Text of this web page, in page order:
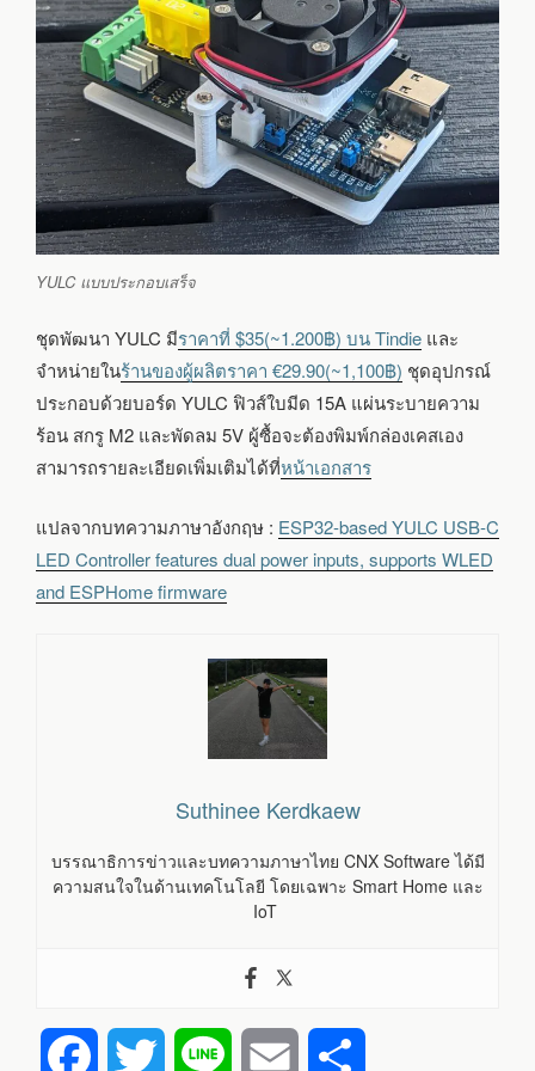
YULC แบบประกอบเสร็จ
ชุดพัฒนา YULC มีราคาที่ $35(~1.200฿) บน Tindie และ
จำหน่ายในร้านของผู้ผลิตราคา €29.90(~1,100฿) ชุดอุปกรณ์
ประกอบด้วยบอร์ด YULC ฟิวส์ใบมีด 15A แผ่นระบายความ
ร้อน สกรู M2 และพัดลม 5V ผู้ซื้อจะต้องพิมพ์กล่องเคสเอง
สามารถรายละเอียดเพิ่มเติมได้ที่หน้าเอกสาร
แปลจากบทความภาษาอังกฤษ : ESP32-based YULC USB-C
LED Controller features dual power inputs, supports WLED
and ESPHome firmware
Suthinee Kerdkaew
บรรณาธิการข่าวและบทความภาษาไทย CNX Software ได้มี
ความสนใจในด้านเทคโนโลยี โดยเฉพาะ Smart Home และ
IoT